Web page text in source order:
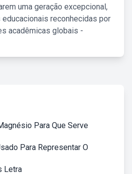
uma geração excepcional,
reconhecidas por
acadêmicas globais -
Para Que Serve
Para Representar O
Letra